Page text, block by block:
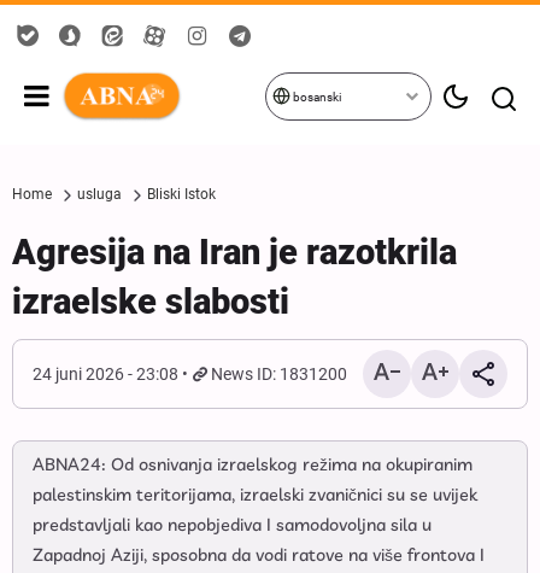
bosanski
Home usluga Bliski Istok
Agresija na Iran je razotkrila
izraelske slabosti
24 juni 2026 - 23:08 News ID: 1831200
ABNA24: Od osnivanja izraelskog režima na okupiranim
palestinskim teritorijama, izraelski zvaničnici su se uvijek
predstavljali kao nepobjediva I samodovoljna sila u
Zapadnoj Aziji, sposobna da vodi ratove na više frontova I